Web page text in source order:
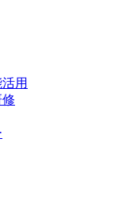
用